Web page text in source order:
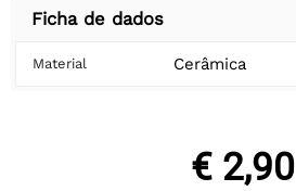
Ficha de dados
Material Cerâmica
€ 2,90